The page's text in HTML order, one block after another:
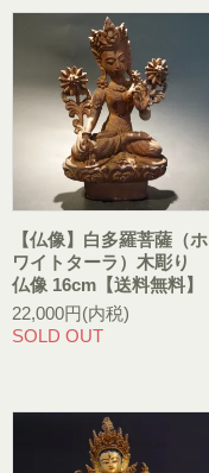
【仏像】白多羅菩薩（ホ
ワイトターラ）木彫り
仏像 16cm【送料無料】
22,000円(内税)
SOLD OUT